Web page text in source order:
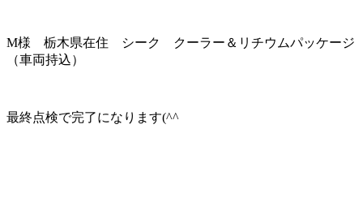
M様 栃木県在住 シーク クーラー＆リチウムパッケージ
（車両持込）
最終点検で完了になります(^^ゞ